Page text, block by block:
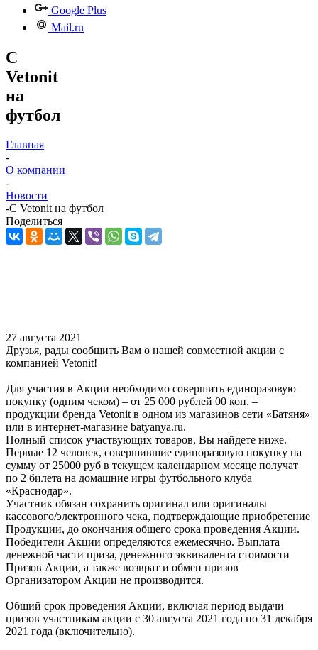
Google Plus
Mail.ru
С
Vetonit
на
футбол
Главная
-
О компании
-
Новости
-С Vetonit на футбол
Поделиться
27 августа 2021
Друзья, рады сообщить Вам о нашей совместной акции с
компанией Vetonit!
Для участия в Акции необходимо совершить единоразовую
покупку (одним чеком) – от 25 000 рублей 00 коп. –
продукции бренда Vetonit в одном из магазинов сети «Батяня»
или в интернет-магазине batyanya.ru.
Полный список участвующих товаров, Вы найдете ниже.
Первые 12 человек, совершившие единоразовую покупку на
сумму от 25000 руб в текущем календарном месяце получат
по 2 билета на домашние игры футбольного клуба
«Краснодар».
Участник обязан сохранить оригинал или оригиналы
кассового/электронного чека, подтверждающие приобретение
Продукции, до окончания общего срока проведения Акции.
Победители Акции определяются ежемесячно. Выплата
денежной части приза, денежного эквивалента стоимости
Призов Акции, а также возврат и обмен призов
Организатором Акции не производится.
Общий срок проведения Акции, включая период выдачи
призов участникам акции с 30 августа 2021 года по 31 декабря
2021 года (включительно).